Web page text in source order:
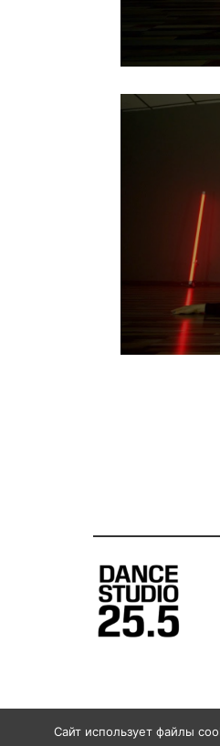
Cайт использует файлы